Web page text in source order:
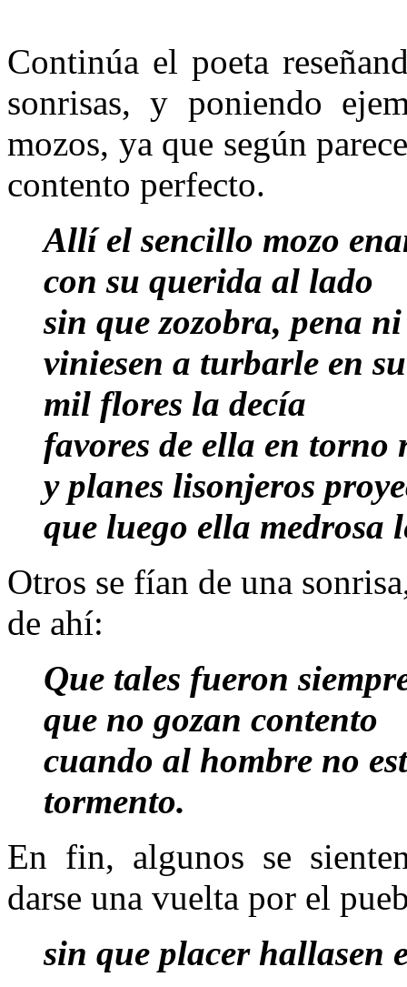
Continúa el poeta
sonrisas, y poniendo
mozos, ya que según
contento perfecto.
Allí el sencillo mozo
con su querida al lado
sin que zozobra, pena
viniesen a turbarle en
mil flores la decía
favores de ella en
y planes lisonjeros
que luego ella medrosa
Otros se fían de una
de ahí:
Que tales fueron
que no gozan contento
cuando al hombre no
tormento.
En fin, algunos se
darse una vuelta por el
sin que placer hallasen